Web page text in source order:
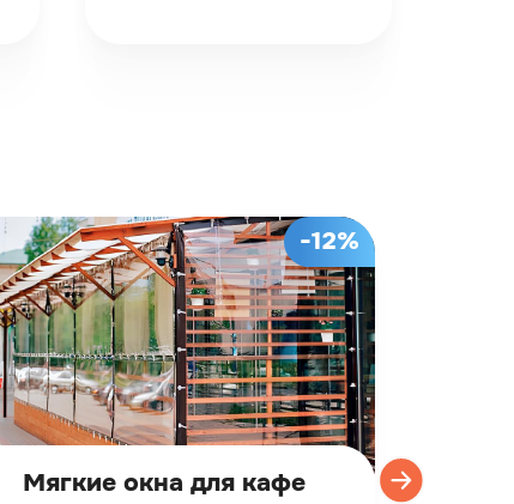
-12%
Мягкие окна для кафе